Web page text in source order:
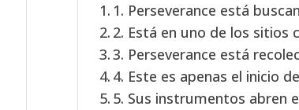
1. Perseverance está
2. Está en uno de los sitios
3. Perseverance está
4. Este es apenas el inicio
5. Sus instrumentos abren